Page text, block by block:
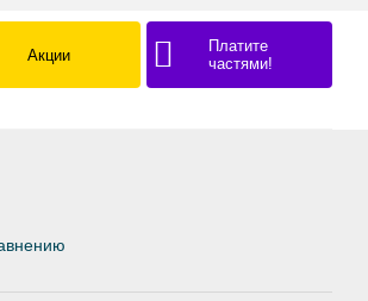
Акции
Платите
частями!